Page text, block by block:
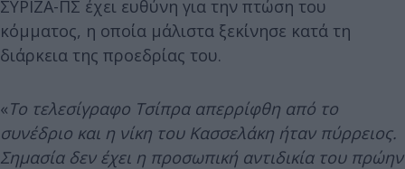
ΣΥΡΙΖΑ-ΠΣ έχει ευθύνη για την πτώση του
κόμματος, η οποία μάλιστα ξεκίνησε κατά τη
διάρκεια της προεδρίας του.
«Το τελεσίγραφο Τσίπρα απερρίφθη από το
συνέδριο και η νίκη του Κασσελάκη ήταν πύρρειος.
Σημασία δεν έχει η προσωπική αντιδικία του πρώην